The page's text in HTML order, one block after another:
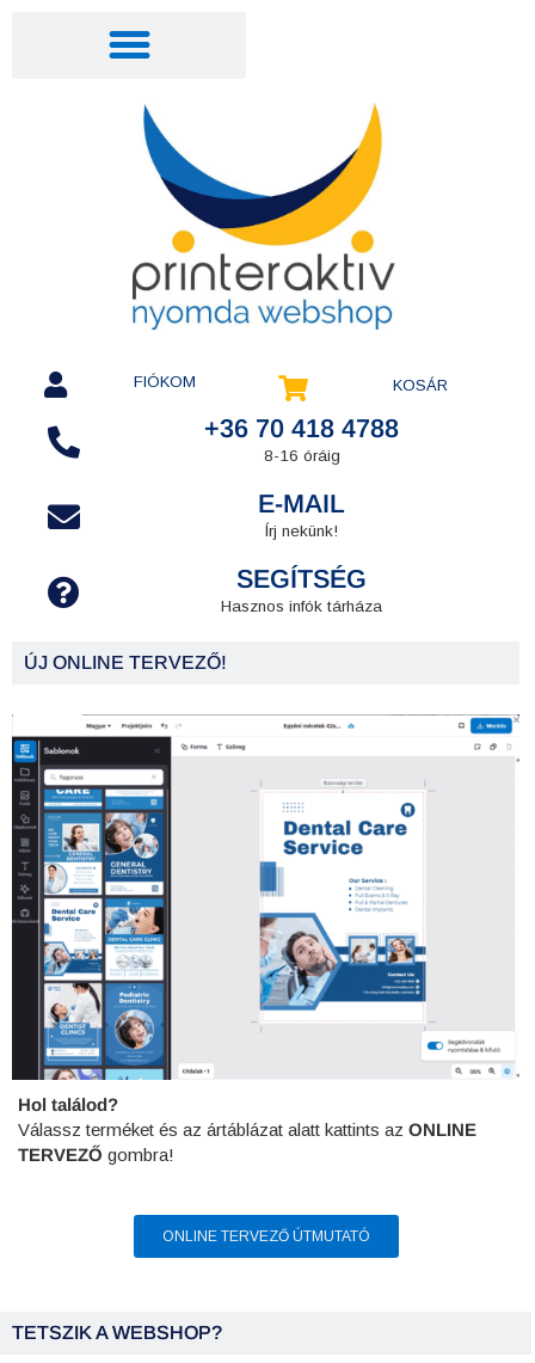
FIÓKOM KOSÁR
+36 70 418 4788
8-16 óráig
E-MAIL
Írj nekünk!
SEGÍTSÉG
Hasznos infók tárháza
ÚJ ONLINE TERVEZŐ!
Hol találod?
Válassz terméket és az ártáblázat alatt kattints az ONLINE
TERVEZŐ gombra!
ONLINE TERVEZŐ ÚTMUTATÓ
TETSZIK A WEBSHOP?